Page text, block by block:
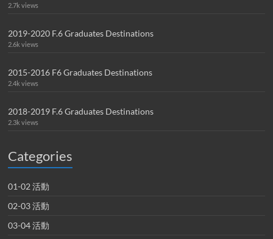
2.7k views
2019-2020 F.6 Graduates Destinations
2.6k views
2015-2016 F6 Graduates Destinations
2.4k views
2018-2019 F.6 Graduates Destinations
2.3k views
Categories
01-02 活動
02-03 活動
03-04 活動